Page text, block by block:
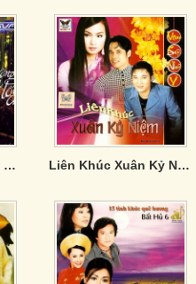
Đường Xưa Lối Cũ - Hoàng Thi Thơ ,Thanh Sơn Liên Khúc Xuân Kỷ Niệm